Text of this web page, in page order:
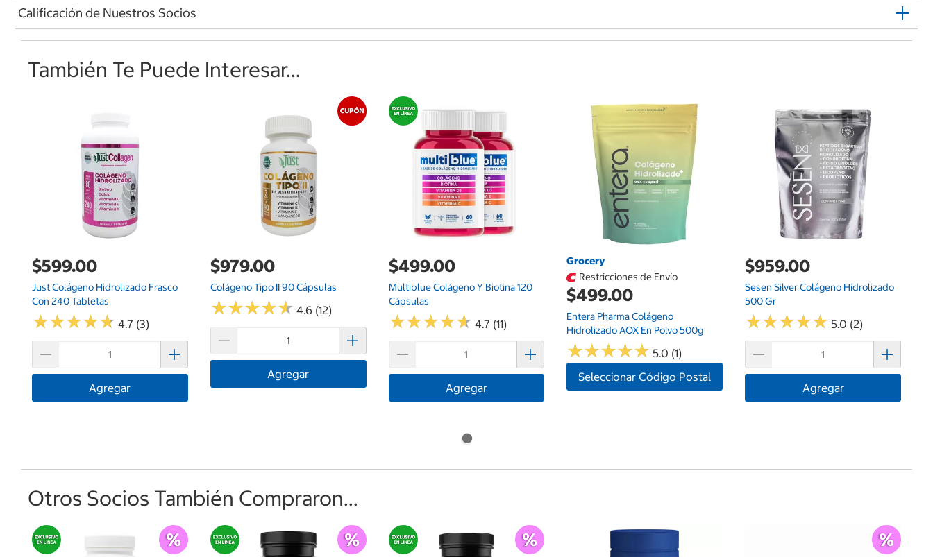
Calificación de Nuestros Socios
También Te Puede Interesar...
$599.00
Just Colágeno Hidrolizado Frasco
Con 240 Tabletas
★★★★★
★★★★★ 4.7 (3)
Agregar
$979.00
Colágeno Tipo II 90 Cápsulas
★★★★★
★★★★★ 4.6 (12)
Agregar
$499.00
Multiblue Colágeno Y Biotina 120
Cápsulas
★★★★★
★★★★★ 4.7 (11)
Agregar
Grocery
Restricciones de Envío
$499.00
Entera Pharma Colágeno
Hidrolizado AOX En Polvo 500g
★★★★★
★★★★★ 5.0 (1)
Seleccionar Código Postal
$959.00
Sesen Silver Colágeno Hidrolizado
500 Gr
★★★★★
★★★★★ 5.0 (2)
Agregar
Otros Socios También Compraron...